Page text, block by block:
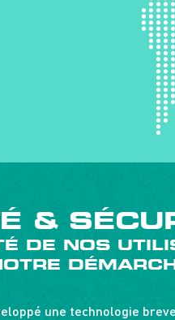
&
DE NOS
une technologie